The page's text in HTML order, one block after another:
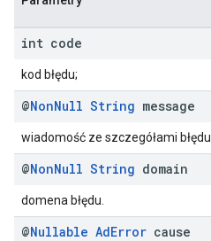
int code
kod błędu;
@NonNull String message
wiadomość ze szczegółami błędu.
@NonNull String domain
domena błędu.
@Nullable AdError cause